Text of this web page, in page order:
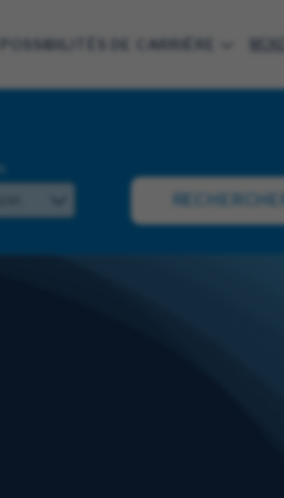
POSSIBILITÉS DE CARRIÈRE
RECHERCHER